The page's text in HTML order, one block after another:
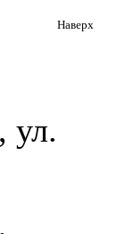
Наверх
ул.